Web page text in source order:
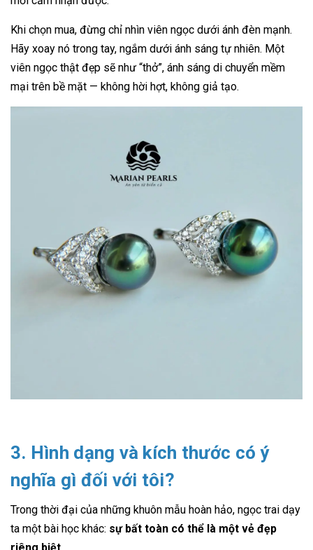
Khi chọn mua, đừng chỉ nhìn viên ngọc dưới ánh đèn mạnh.
Hãy xoay nó trong tay, ngắm dưới ánh sáng tự nhiên. Một
viên ngọc thật đẹp sẽ như “thở”, ánh sáng di chuyển mềm
mại trên bề mặt — không hời hợt, không giả tạo.
3. Hình dạng và kích thước có ý
nghĩa gì đối với tôi?
Trong thời đại của những khuôn mẫu hoàn hảo, ngọc trai dạy
ta một bài học khác: sự bất toàn có thể là một vẻ đẹp